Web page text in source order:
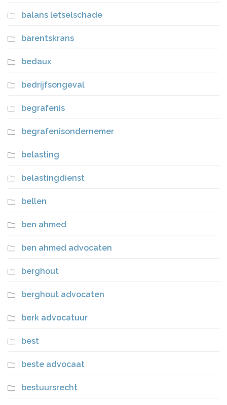
balans letselschade
barentskrans
bedaux
bedrijfsongeval
begrafenis
begrafenisondernemer
belasting
belastingdienst
bellen
ben ahmed
ben ahmed advocaten
berghout
berghout advocaten
berk advocatuur
best
beste advocaat
bestuursrecht